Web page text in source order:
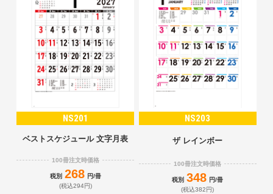
NS201
ベストスケジュール 文字月表
100冊注文時価格
税別 268 円/冊
(税込294円)
NS203
ザ レインボー
100冊注文時価格
税別 348 円/冊
(税込382円)